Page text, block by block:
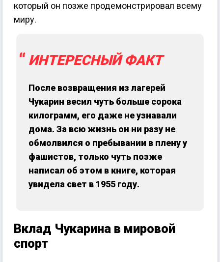
который он позже продемонстрировал всему
миру.
ИНТЕРЕСНЫЙ ФАКТ
После возвращения из лагерей
Чукарин весил чуть больше сорока
килограмм, его даже не узнавали
дома. За всю жизнь он ни разу не
обмолвился о пребывании в плену у
фашистов, только чуть позже
написал об этом в книге, которая
увидела свет в 1955 году.
Вклад Чукарина в мировой
спорт